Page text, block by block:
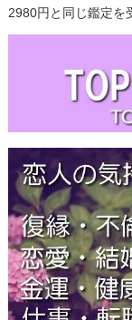
2980円と同じ鑑定を